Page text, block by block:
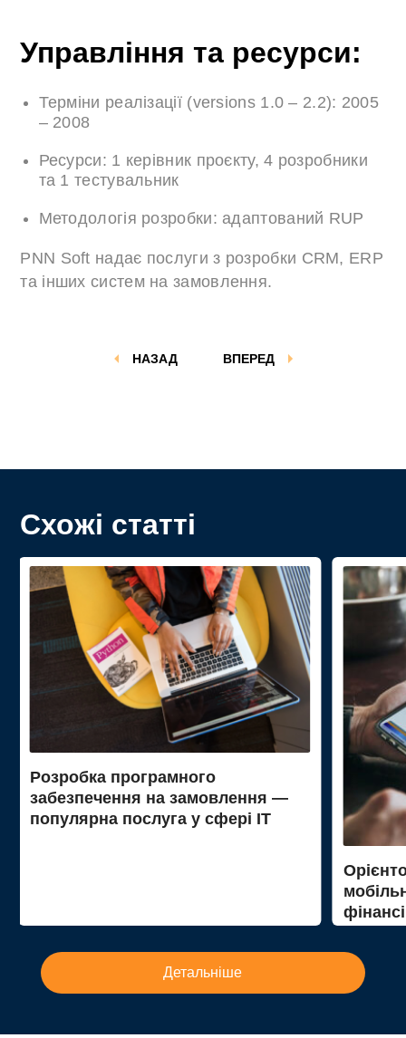
Управління та ресурси:
Терміни реалізації (versions 1.0 – 2.2): 2005
– 2008
Ресурси: 1 керівник проєкту, 4 розробники
та 1 тестувальник
Методологія розробки: адаптований RUP
PNN Soft надає послуги з розробки CRM, ERP
та інших систем на замовлення.
ВПЕРЕД
НАЗАД
Схожі статті
Розробка програмного
забезпечення на замовлення —
популярна послуга у сфері ІТ
Детальніше